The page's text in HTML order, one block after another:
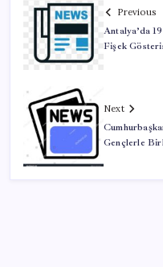
Previous
Antalya’da
Fişek
Next
Gençlerle